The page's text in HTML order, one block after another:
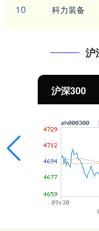
10 科力装备
沪
沪深300